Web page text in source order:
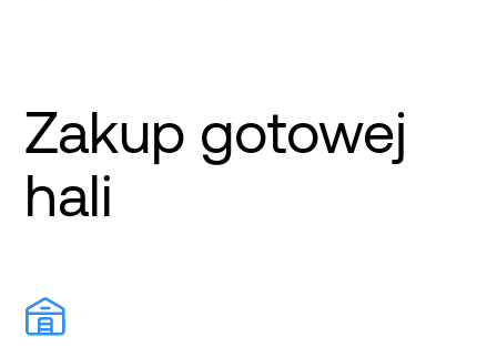
Zakup gotowej
hali